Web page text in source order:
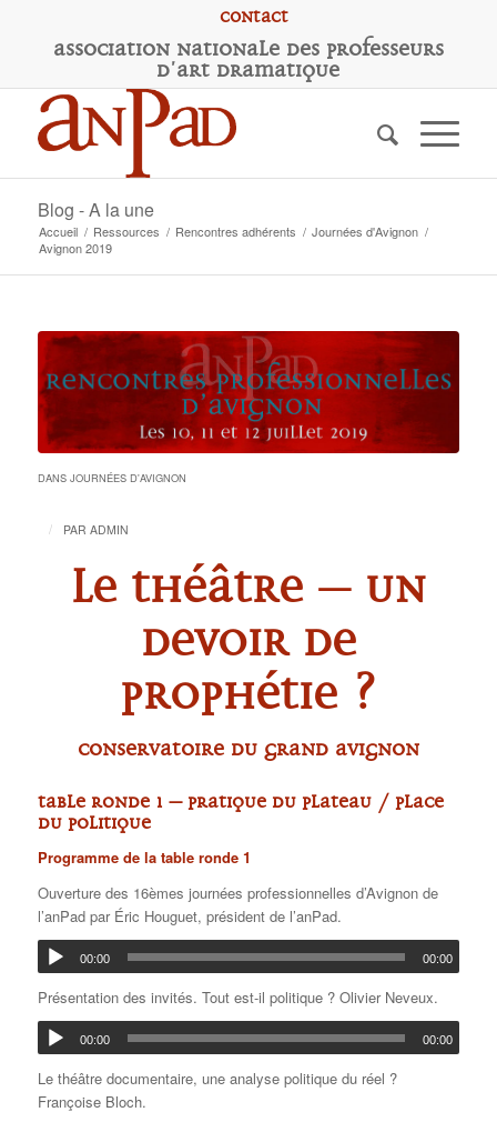
Contact
Association Nationale des Professeurs
d'Art Dramatique
Blog - A la une
Accueil / Ressources / Rencontres adhérents / Journées d'Avignon /
Avignon 2019
DANS JOURNÉES D'AVIGNON
/ PAR ADMIN
Le théâtre – un
devoir de
prophétie ?
Conservatoire du Grand Avignon
TABLE RONDE 1 – Pratique du plateau / Place
du politique
Programme de la table ronde 1
Ouverture des 16èmes journées professionnelles d’Avignon de
l’anPad par Éric Houguet, président de l’anPad.
00:00 00:00
Présentation des invités. Tout est-il politique ? Olivier Neveux.
00:00 00:00
Le théâtre documentaire, une analyse politique du réel ?
Françoise Bloch.